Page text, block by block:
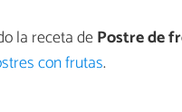
la receta dePostre de
con frutas.